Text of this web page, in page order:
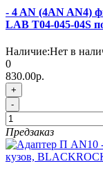
- 4 AN (4AN AN4)
LAB T04-045-04S
Наличие:Нет в
0
830.00р.
+
-
Предзаказ